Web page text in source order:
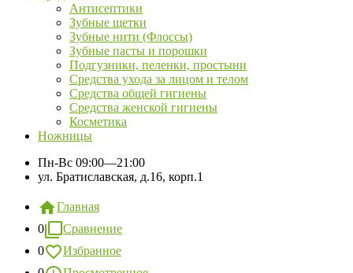
Антисептики
Зубные щетки
Зубные нити (Флоссы)
Зубные пасты и порошки
Подгузники, пеленки, простыни
Средства ухода за лицом и телом
Средства общей гигиены
Средства женской гигиены
Косметика
Ножницы
Пн-Вс 09:00—21:00
ул. Братиславская, д.16, корп.1
Главная
0
Сравнение
0
Избранное